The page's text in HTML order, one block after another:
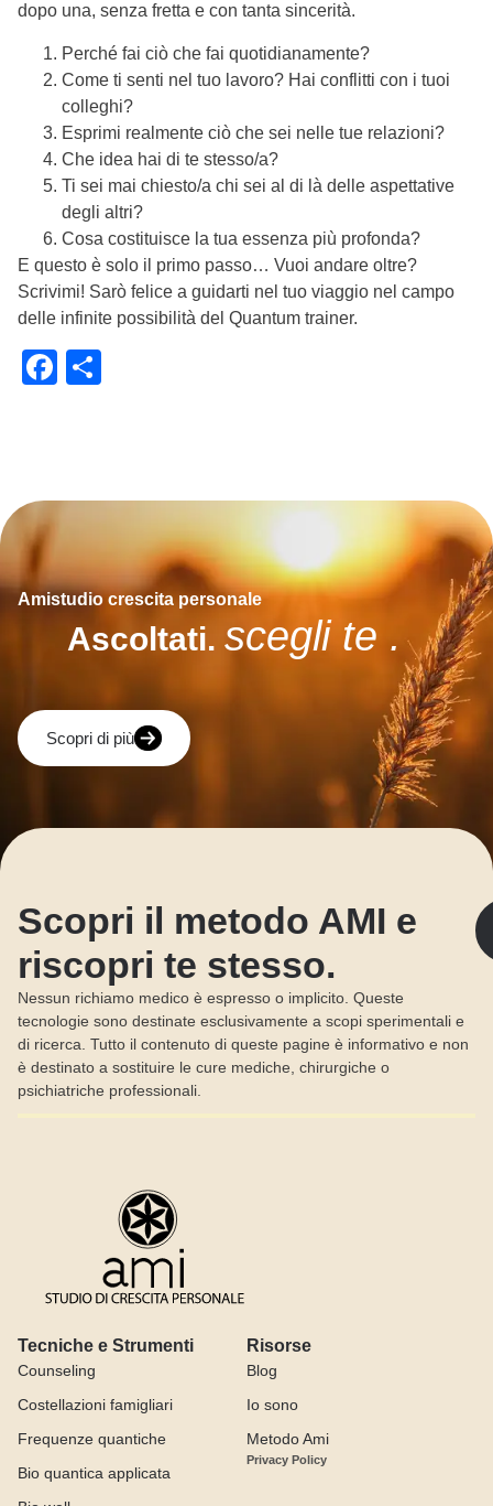
dopo una, senza fretta e con tanta sincerità.
Perché fai ciò che fai quotidianamente?
Come ti senti nel tuo lavoro? Hai conflitti con i tuoi
colleghi?
Esprimi realmente ciò che sei nelle tue relazioni?
Che idea hai di te stesso/a?
Ti sei mai chiesto/a chi sei al di là delle aspettative
degli altri?
Cosa costituisce la tua essenza più profonda?
E questo è solo il primo passo… Vuoi andare oltre?
Scrivimi! Sarò felice a guidarti nel tuo viaggio nel campo
delle infinite possibilità del Quantum trainer.
Facebook
Amistudio crescita personale
Ascoltati. scegli te .
Scopri di più
Scopri il metodo AMI e
riscopri te stesso.
Nessun richiamo medico è espresso o implicito. Queste
tecnologie sono destinate esclusivamente a scopi sperimentali e
di ricerca. Tutto il contenuto di queste pagine è informativo e non
è destinato a sostituire le cure mediche, chirurgiche o
psichiatriche professionali.
Tecniche e Strumenti
Counseling
Costellazioni famigliari
Frequenze quantiche
Bio quantica applicata
Risorse
Blog
Io sono
Metodo Ami
Privacy Policy